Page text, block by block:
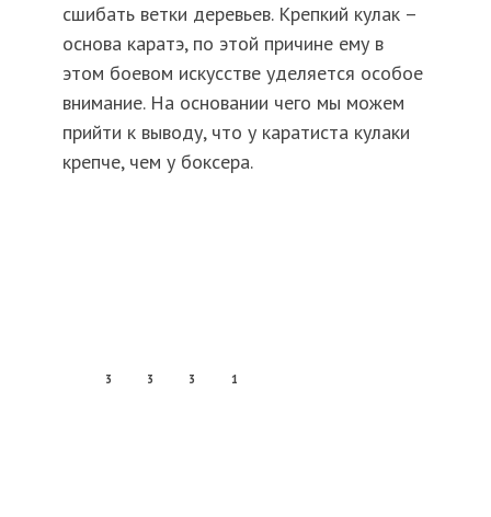
сшибать ветки деревьев. Крепкий кулак –
основа каратэ, по этой причине ему в
этом боевом искусстве уделяется особое
внимание. На основании чего мы можем
прийти к выводу, что у каратиста кулаки
крепче, чем у боксера.
3 3 3 1